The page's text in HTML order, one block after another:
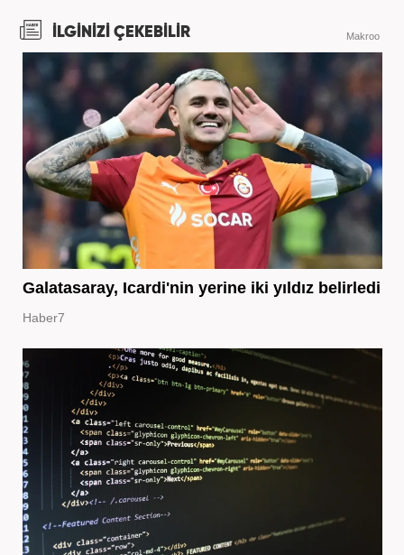
İLGİNİZİ ÇEKEBİLİR Makroo
Galatasaray, Icardi'nin yerine iki yıldız belirledi
Haber7